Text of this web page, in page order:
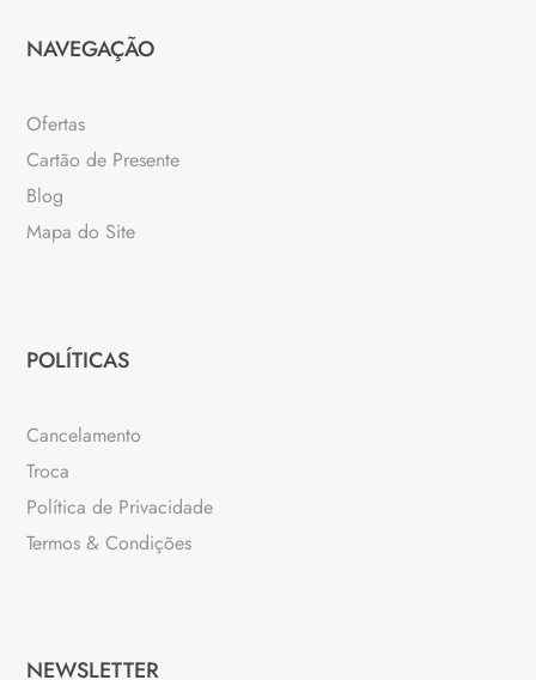
NAVEGAÇÃO
Ofertas
Cartão de Presente
Blog
Mapa do Site
POLÍTICAS
Cancelamento
Troca
Política de Privacidade
Termos & Condições
NEWSLETTER